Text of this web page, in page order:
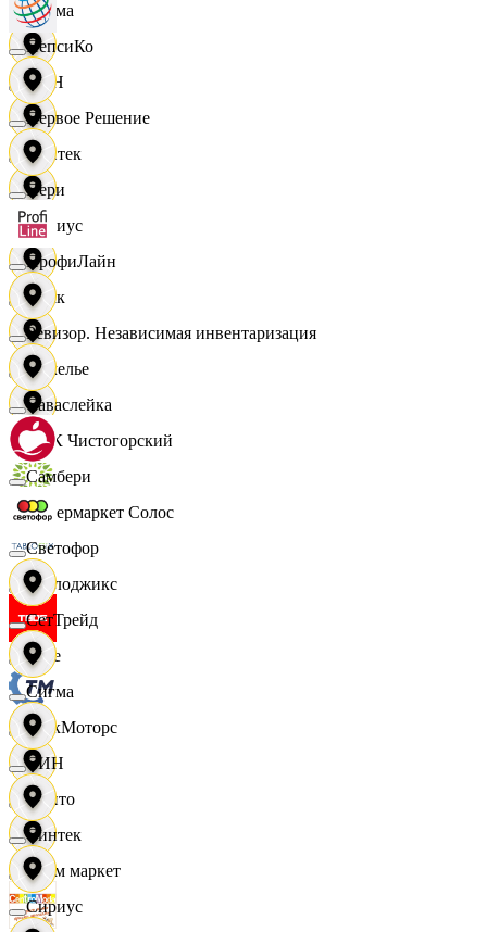
Сигма
СИН
Синтек
Сириус
Смак
Сомелье
СПК Чистогорский
Супермаркет Солос
Таблоджикс
Твое
ТракМоторс
Фрито
Хоум маркет
ПепсиКо
Первое Решение
Пери
ПрофиЛайн
Ревизор. Независимая инвентаризация
Саваслейка
Самбери
Светофор
СетТрейд
Сигма
СИН
Синтек
Сириус